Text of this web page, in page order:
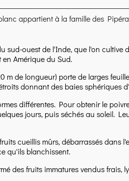
appartient à la famille des
sud-ouest de l'Inde, que l'on cultive
Amérique du Sud.
m de longueur) porte de larges
donnant des baies sphériques
différentes. Pour obtenir le
jours, puis séchés au soleil.
cueillis mûrs, débarrassés dans
qu'ils blanchissent.
des fruits immatures vendus frais,